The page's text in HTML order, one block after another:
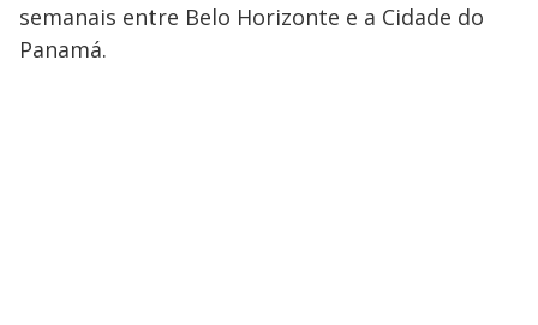
semanais entre Belo Horizonte e a Cidade do
Panamá.